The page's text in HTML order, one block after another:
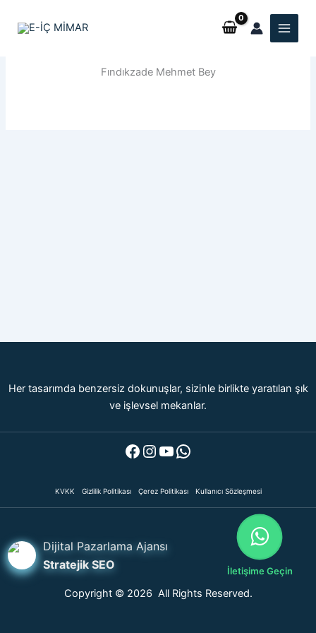
İletişime Geçin
Fındıkzade Mehmet Bey
Her tasarımda benzersiz dokunuşlar, sizinle birlikte yaratılan şık
ve işlevsel mekanlar.
Facebook
Instagram
YouTube
WhatsApp
KVKK Gizlilik Politikası Çerez Politikası Kullanıcı Sözleşmesi
Dijital Pazarlama Ajansı
Stratejik SEO
Copyright © 2026 All Rights Reserved.